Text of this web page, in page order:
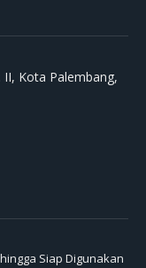
II, Kota Palembang,
Siap Digunakan